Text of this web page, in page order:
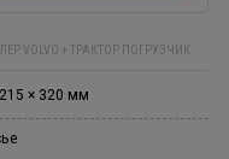
VOLVO + ТРАКТОР ПОГРУЗЧИК
× 320 мм